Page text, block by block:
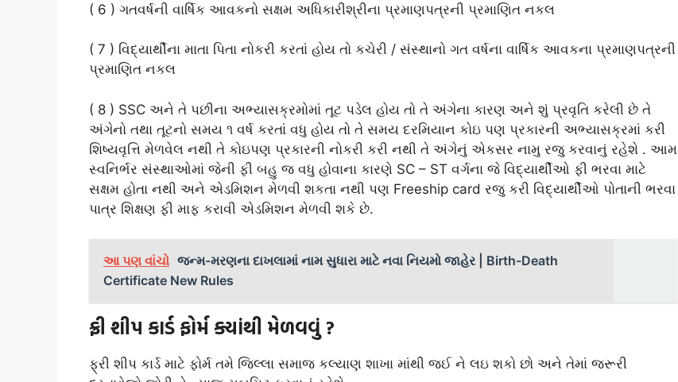
( 6 ) ગતવર્ષની વાર્ષિક આવકનો સક્ષમ અધિકારીશ્રીના પ્રમાણપત્રની પ્રમાણિત નકલ
( 7 ) વિદ્યાર્થીના માતા પિતા નોકરી કરતાં હોય તો કચેરી / સંસ્થાનો ગત વર્ષના વાર્ષિક આવકના પ્રમાણપત્રની
પ્રમાણિત નકલ
( 8 ) SSC અને તે પછીના અભ્યાસક્રમોમાં તૂટ પડેલ હોય તો તે અંગેના કારણ અને શું પ્રવૃતિ કરેલી છે તે
અંગેનો તથા તૂટનો સમય ૧ વર્ષ કરતાં વધુ હોય તો તે સમય દરમિયાન કોઇ પણ પ્રકારની અભ્યાસક્રમાં કરી
શિષ્યવૃત્તિ મેળવેલ નથી તે કોઇપણ પ્રકારની નોકરી કરી નથી તે અંગેનું એકસર નામુ રજુ કરવાનું રહેશે . આમ
સ્વનિર્ભર સંસ્થાઓમાં જેની ફી બહુ જ વધુ હોવાના કારણે SC – ST વર્ગના જે વિદ્યાર્થીઓ ફી ભરવા માટે
સક્ષમ હોતા નથી અને એડમિશન મેળવી શકતા નથી પણ Freeship card રજુ કરી વિદ્યાર્થીઓ પોતાની ભરવા
પાત્ર શિક્ષણ ફી માફ કરાવી એડમિશન મેળવી શકે છે.
આ પણ વાંચો જન્મ-મરણના દાખલામાં નામ સુધારા માટે નવા નિયમો જાહેર | Birth-Death
Certificate New Rules
ફ્રી શીપ કાર્ડ ફોર્મ ક્યાંથી મેળવવું ?
ફ્રી શીપ કાર્ડ માટે ફોર્મ તમે જિલ્લા સમાજ કલ્યાણ શાખા માંથી જઈ ને લઇ શકો છો અને તેમાં જરૂરી